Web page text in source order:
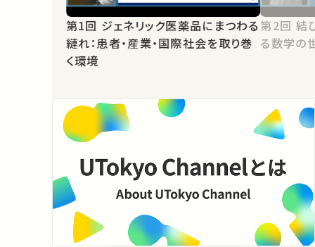
第1回 ジェネリック医薬品にまつわる
縺れ：患者・産業・国際社会を取り巻
く環境
第2回 結び目と絡み目：縺れからたど
る数学の